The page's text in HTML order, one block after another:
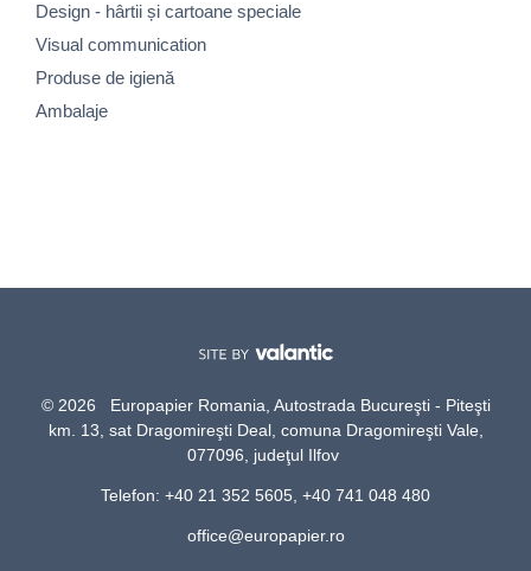
Design - hârtii și cartoane speciale
Visual communication
Produse de igienă
Ambalaje
© 2026 Europapier Romania, Autostrada Bucureşti - Piteşti
km. 13, sat Dragomireşti Deal, comuna Dragomireşti Vale,
077096, judeţul Ilfov
Telefon: +40 21 352 5605, +40 741 048 480
office@europapier.ro